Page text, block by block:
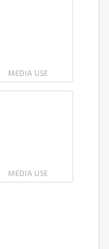
MEDIA USE
MEDIA USE